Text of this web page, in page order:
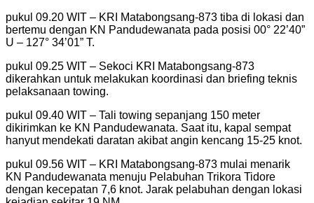
pukul 09.20 WIT – KRI Matabongsang-873 tiba di lokasi dan
bertemu dengan KN Pandudewanata pada posisi 00° 22’40”
U – 127° 34’01” T.
pukul 09.25 WIT – Sekoci KRI Matabongsang-873
dikerahkan untuk melakukan koordinasi dan briefing teknis
pelaksanaan towing.
pukul 09.40 WIT – Tali towing sepanjang 150 meter
dikirimkan ke KN Pandudewanata. Saat itu, kapal sempat
hanyut mendekati daratan akibat angin kencang 15-25 knot.
pukul 09.56 WIT – KRI Matabongsang-873 mulai menarik
KN Pandudewanata menuju Pelabuhan Trikora Tidore
dengan kecepatan 7,6 knot. Jarak pelabuhan dengan lokasi